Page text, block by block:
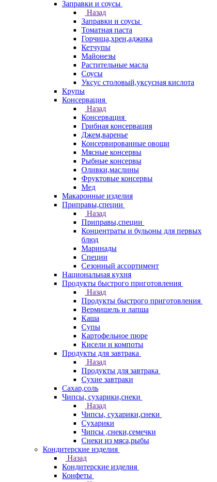
Заправки и соусы
Назад
Заправки и соусы
Томатная паста
Горчица,хрен,аджика
Кетчупы
Майонезы
Растительные масла
Соусы
Уксус столовый,уксусная кислота
Крупы
Консервация
Назад
Консервация
Грибная консервация
Джем,варенье
Консервированные овощи
Мясные консервы
Рыбные консервы
Оливки,маслины
Фруктовые консервы
Мед
Макаронные изделия
Приправы,специи
Назад
Приправы,специи
Концентраты и бульоны для первых
блюд
Маринады
Специи
Сезонный ассортимент
Национальная кухня
Продукты быстрого приготовления
Назад
Продукты быстрого приготовления
Вермишель и лапша
Каша
Супы
Картофельное пюре
Кисели и компоты
Продукты для завтрака
Назад
Продукты для завтрака
Сухие завтраки
Сахар,соль
Чипсы, сухарики,снеки
Назад
Чипсы, сухарики,снеки
Сухарики
Чипсы ,снеки,семечки
Снеки из мяса,рыбы
Кондитерские изделия
Назад
Кондитерские изделия
Конфеты